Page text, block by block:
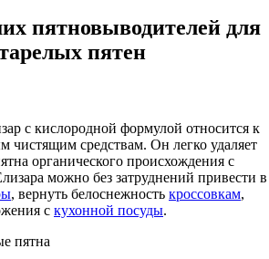
пятновыводителей для
пятен
с кислородной формулой относится к
чистящим средствам. Он легко удаляет
органического происхождения с
можно без затруднений привести в
, вернуть белоснежность кроссовкам,
с кухонной посуды.